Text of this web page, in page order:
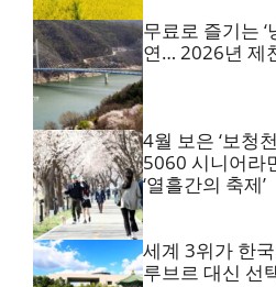
무료로 즐기는 ‘
연… 2026년 제
4월 보은 ‘보청
5060 시니어라
‘열흘간의 축제’
세계 3위가 한
루브르 대신 선